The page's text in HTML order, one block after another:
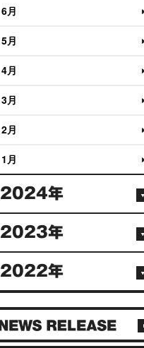
6月
5月
4月
3月
2月
1月
2024年
2023年
2022年